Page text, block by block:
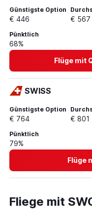
Günstigste Option
€ 446 € 567
Pünktlich
68%
Flüge mit
SWISS
Günstigste Option
€ 764 € 801
Pünktlich
79%
Flüge
Fliege mit